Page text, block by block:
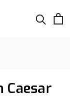
Caesar